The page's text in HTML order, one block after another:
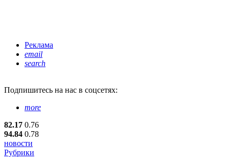
Реклама
email
search
Подпишитесь на нас в соцсетях:
more
82.17 0.76
94.84 0.78
новости
Рубрики